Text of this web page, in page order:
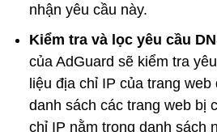
nhận yêu cầu này.
Kiểm tra và lọc yêu cầu
của AdGuard sẽ kiểm tra
liệu địa chỉ IP của trang
danh sách các trang web bị
chỉ IP nằm trong danh sách